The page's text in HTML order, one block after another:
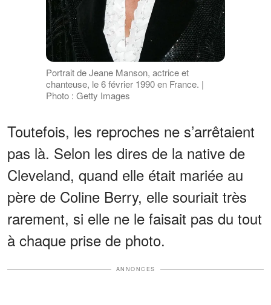
Portrait de Jeane Manson, actrice et
chanteuse, le 6 février 1990 en France. |
Photo : Getty Images
Toutefois, les reproches ne s’arrêtaient
pas là. Selon les dires de la native de
Cleveland, quand elle était mariée au
père de Coline Berry, elle souriait très
rarement, si elle ne le faisait pas du tout
à chaque prise de photo.
ANNONCES